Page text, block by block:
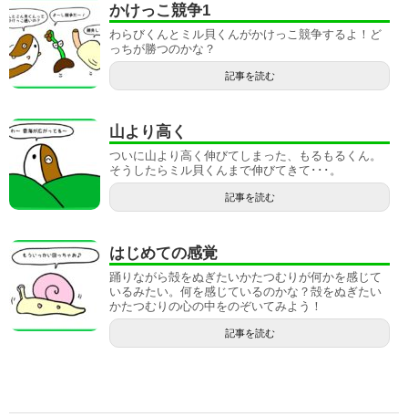
かけっこ競争1
わらびくんとミル貝くんがかけっこ競争するよ！ど
っちが勝つのかな？
記事を読む
山より高く
ついに山より高く伸びてしまった、もるもるくん。
そうしたらミル貝くんまで伸びてきて･･･。
記事を読む
はじめての感覚
踊りながら殻をぬぎたいかたつむりが何かを感じて
いるみたい。何を感じているのかな？殻をぬぎたい
かたつむりの心の中をのぞいてみよう！
記事を読む